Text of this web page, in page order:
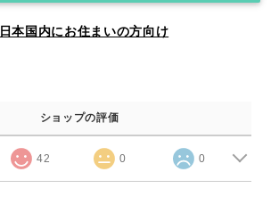
日本国内にお住まいの方向け
ショップの評価
42 0 0